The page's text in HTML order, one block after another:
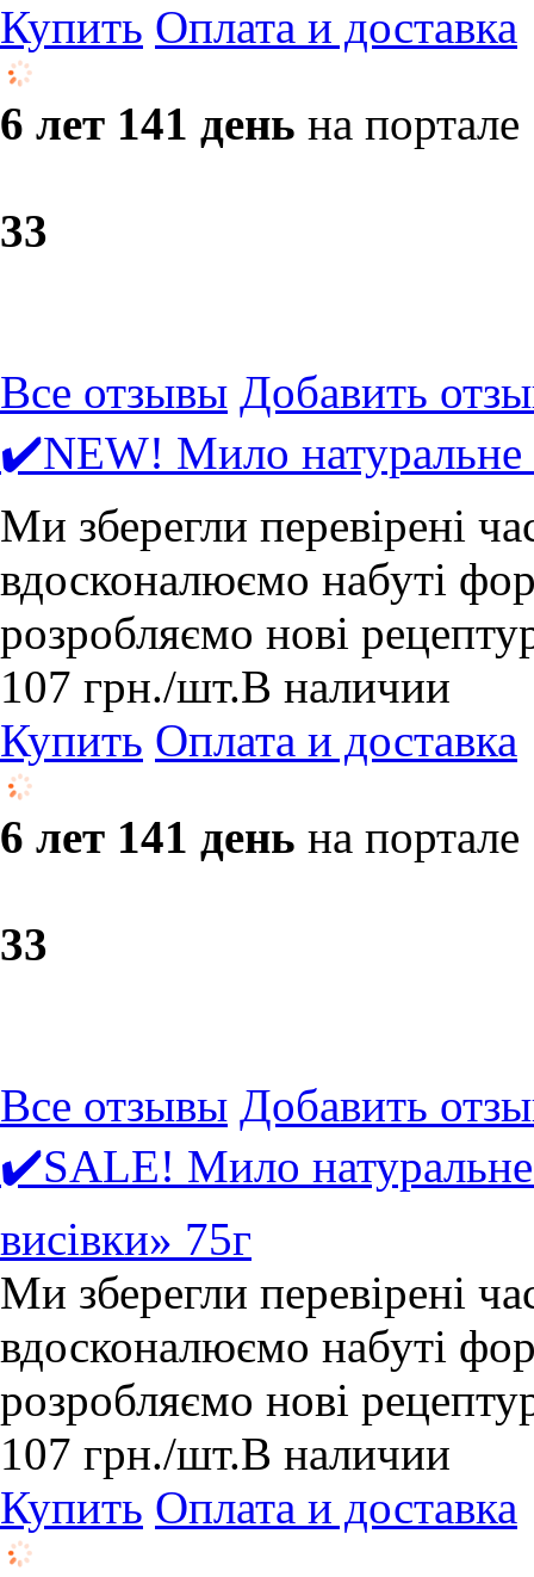
Купить Оплата и доставка
6 лет 141 день на портале
33
Все отзывы Добавить
✔️NEW! Мило
Ми зберегли перевірені
вдосконалюємо набуті
розробляємо нові
107 грн./шт.В наличии
Купить Оплата и доставка
6 лет 141 день на портале
33
Все отзывы Добавить
✔️SALE! Мило
висівки» 75г
Ми зберегли перевірені
вдосконалюємо набуті
розробляємо нові
107 грн./шт.В наличии
Купить Оплата и доставка